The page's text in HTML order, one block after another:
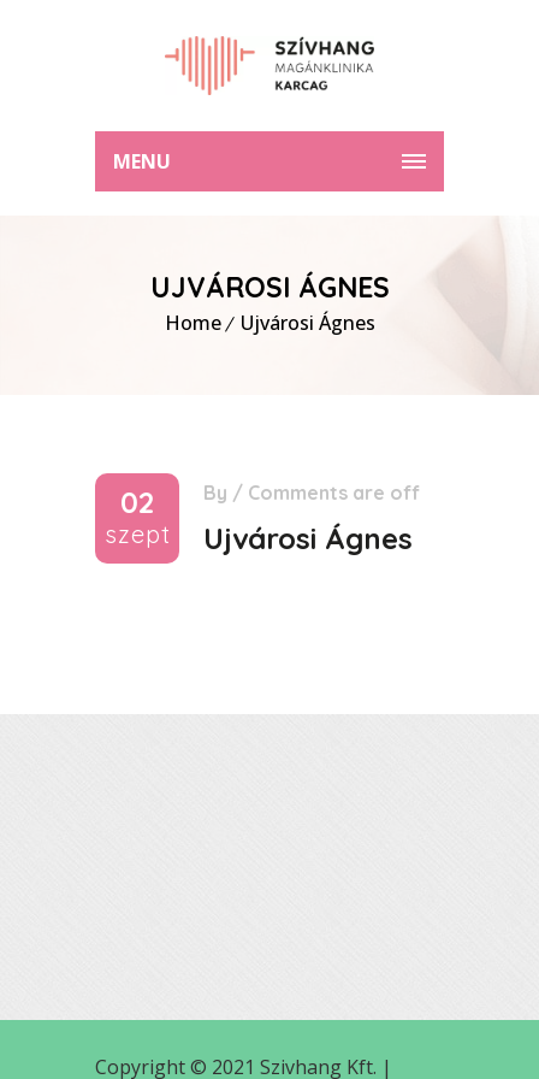
MENU
UJVÁROSI ÁGNES
Home Ujvárosi Ágnes
02
szept
By / Comments are off
Ujvárosi Ágnes
Copyright © 2021 Szivhang Kft. |